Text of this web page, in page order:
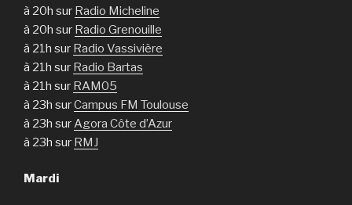
à 20h sur Radio Micheline
à 20h sur Radio Grenouille
à 21h sur Radio Vassivière
à 21h sur Radio Bartas
à 21h sur RAM05
à 23h surCampus FM Toulouse
à 23h surAgora Côte d’Azur
à 23h sur RMJ
Mardi